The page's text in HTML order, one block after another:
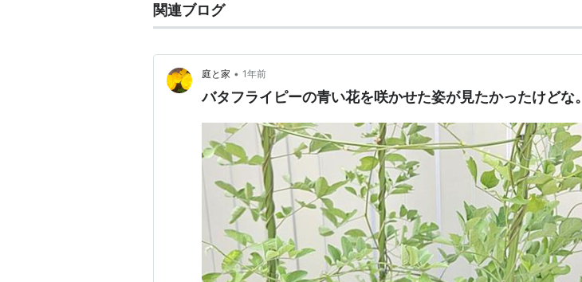
関連ブログ
庭と家 • 1年前
バタフライピーの青い花を咲かせた姿が見たかったけどな。